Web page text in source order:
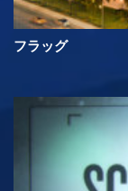
フラッグ